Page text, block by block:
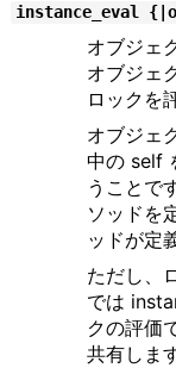
instance_eval
オブジェ
オブジェ
ロックを
オブジェ
中の self
うことで
ソッドを
ッドが定
ただし、
では
クの評価
共有します